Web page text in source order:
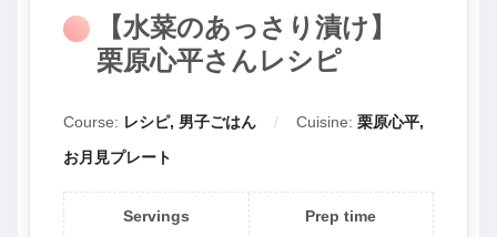
【水菜のあっさり漬け】
栗原心平さんレシピ
Course: レシピ, 男子ごはん Cuisine: 栗原心平,
お月見プレート
Servings
Prep time